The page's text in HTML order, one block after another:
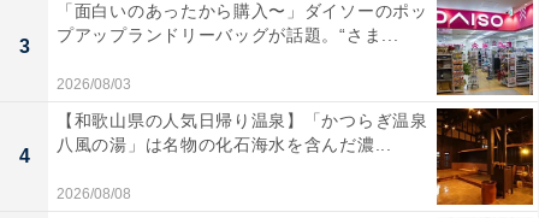
3
「面白いのあったから購入〜」ダイソーのポッ
プアップランドリーバッグが話題。“さま...
2026/08/03
4
【和歌山県の人気日帰り温泉】「かつらぎ温泉
八風の湯」は名物の化石海水を含んだ濃...
2026/08/08